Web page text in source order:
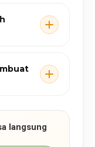
langsung